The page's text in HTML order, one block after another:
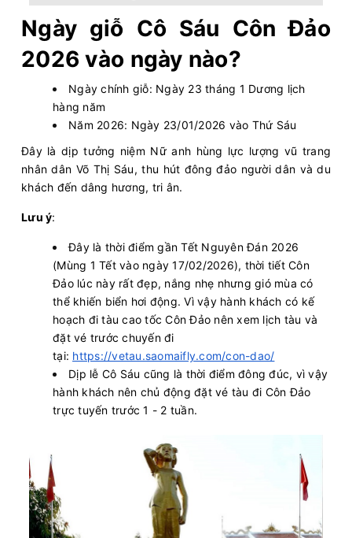
Ngày giỗ Cô Sáu Côn Đảo
2026 vào ngày nào?
Ngày chính giỗ: Ngày 23 tháng 1 Dương lịch
hàng năm
Năm 2026: Ngày 23/01/2026 vào Thứ Sáu
Đây là dịp tưởng niệm Nữ anh hùng lực lượng vũ trang
nhân dân Võ Thị Sáu, thu hút đông đảo người dân và du
khách đến dâng hương, tri ân.
Lưu ý:
Đây là thời điểm gần Tết Nguyên Đán 2026
(Mùng 1 Tết vào ngày 17/02/2026), thời tiết Côn
Đảo lúc này rất đẹp, nắng nhẹ nhưng gió mùa có
thể khiến biển hơi động. Vì vậy hành khách có kế
hoạch đi tàu cao tốc Côn Đảo nên xem lịch tàu và
đặt vé trước chuyến đi
tại: https://vetau.saomaifly.com/con-dao/
Dịp lễ Cô Sáu cũng là thời điểm đông đúc, vì vậy
hành khách nên chủ động đặt vé tàu đi Côn Đảo
trực tuyến trước 1 - 2 tuần.